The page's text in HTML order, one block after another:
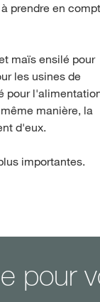
prendre en
maïs ensilé pour
les usines de
pour
manière, la
d'eux.
importantes.
pour